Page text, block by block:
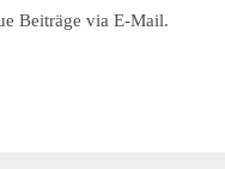
Beiträge via E-Mail.